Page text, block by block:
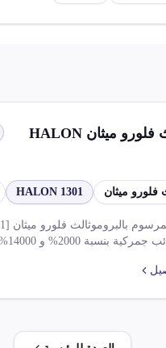
بروموثالث فلورو ميثان HALON
فلورو ميثان HALON 1301
بنسبة 2000% و 14000%.